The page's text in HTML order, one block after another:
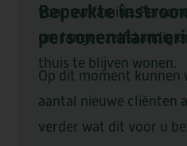
ONS AANBOD
AANVRAGEN
OVER
ZORG BIJ U THUIS
BEGELEIDING
WOONZORGLOCATIES
OVER
LOCATIES
OVER VIVA!
ORGANISATIE &
KWALITEIT &
CONTACT
voor uw familie.
om langer zelfstandig
thuis te blijven wonen.
Beperkte
Op dit moment kunnen
aantal nieuwe cliënten
verder wat dit voor u